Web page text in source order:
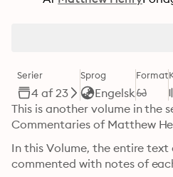
Serier
4 af 23
Sprog
Engelsk
Format
This is another volume in the
Commentaries of Matthew
In this Volume, the entire
commented with notes of